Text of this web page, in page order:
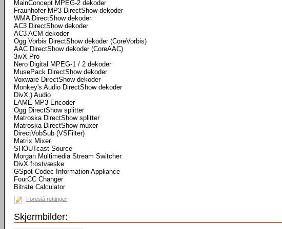
MainConcept MPEG-2 dekoder
Fraunhofer MP3 DirectShow dekoder
WMA DirectShow dekoder
AC3 DirectShow dekoder
AC3 ACM dekoder
Ogg Vorbis DirectShow dekoder (CoreVorbis)
AAC DirectShow dekoder (CoreAAC)
3ivX Pro
Nero Digital MPEG-1 / 2 dekoder
MusePack DirectShow dekoder
Voxware DirectShow dekoder
Monkey's Audio DirectShow dekoder
DivX;) Audio
LAME MP3 Encoder
Ogg DirectShow splitter
Matroska DirectShow splitter
Matroska DirectShow muxer
DirectVobSub (VSFilter)
Matrix Mixer
SHOUTcast Source
Morgan Multimedia Stream Switcher
DivX frostvæske
GSpot Codec Information Appliance
FourCC Changer
Bitrate Calculator
Foreslå rettinger
Skjermbilder: